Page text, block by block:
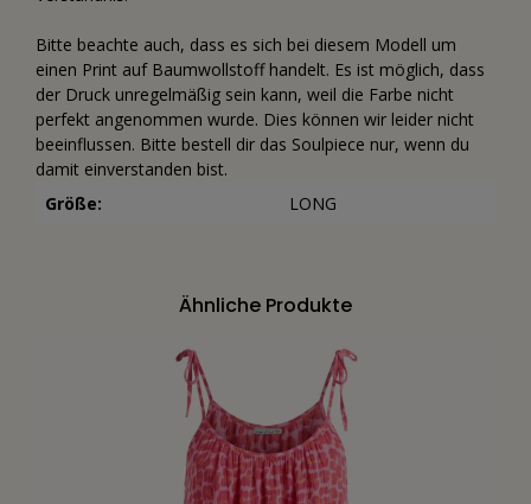
Bitte beachte auch, dass es sich bei diesem Modell um
einen Print auf Baumwollstoff handelt. Es ist möglich, dass
der Druck unregelmäßig sein kann, weil die Farbe nicht
perfekt angenommen wurde. Dies können wir leider nicht
beeinflussen. Bitte bestell dir das Soulpiece nur, wenn du
damit einverstanden bist.
Größe:
LONG
Ähnliche Produkte